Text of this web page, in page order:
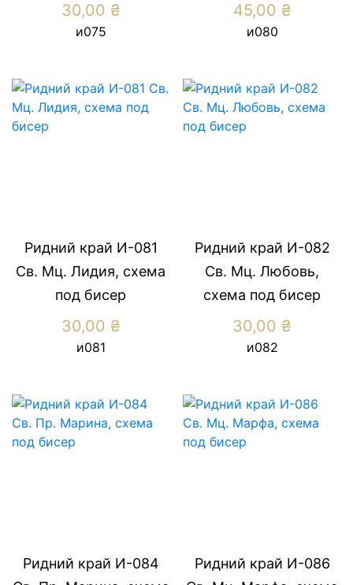
30,00 ₴
и075
45,00 ₴
и080
Ридний край И-081
Св. Мц. Лидия, схема
под бисер
30,00 ₴
и081
Ридний край И-082
Св. Мц. Любовь,
схема под бисер
30,00 ₴
и082
Ридний край И-084
Ридний край И-086